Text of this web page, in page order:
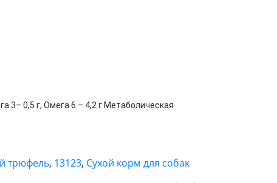
3– 0,5 г, Омега 6 – 4,2 г Метаболическая
трюфель, 13123, Сухой корм для собак